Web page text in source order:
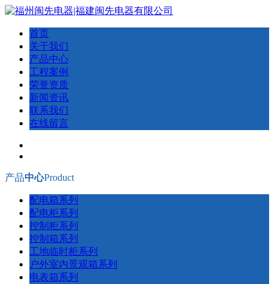
首页
关于我们
产品中心
工程案例
荣誉资质
新闻资讯
联系我们
在线留言
产品中心Product
配电箱系列
配电柜系列
控制柜系列
控制箱系列
工地临时柜系列
户外室内景观箱系列
电表箱系列